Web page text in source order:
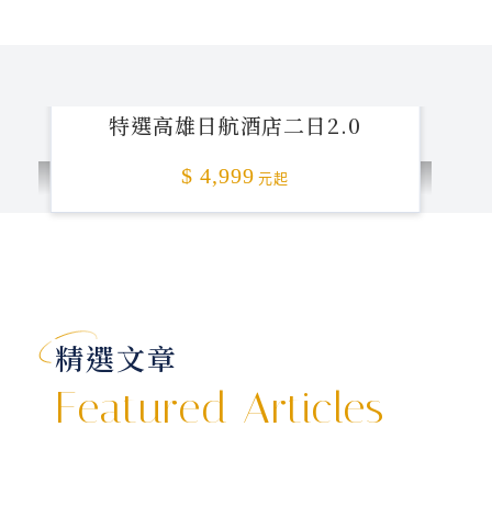
特選高雄日航酒店二日2.0
$ 4,999 元起
精選文章
Featured Articles